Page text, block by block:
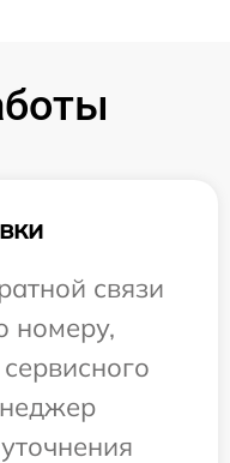
связи
номеру,